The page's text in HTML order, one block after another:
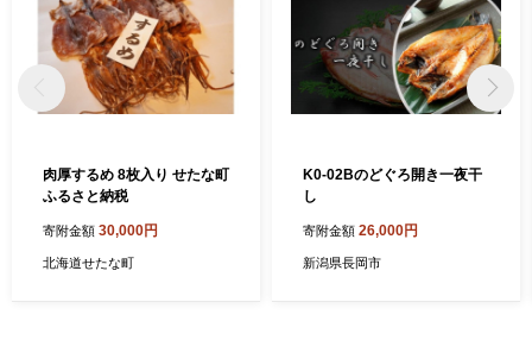
肉厚するめ 8枚入り せたな町
ふるさと納税
寄附金額 30,000円
北海道せたな町
K0-02Bのどぐろ開き一夜干
し
寄附金額 26,000円
新潟県長岡市